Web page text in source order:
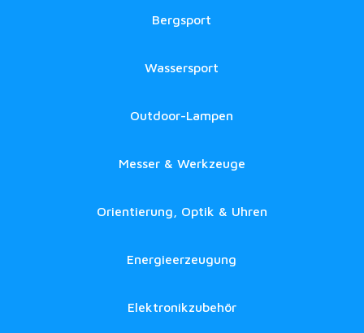
Bergsport
Wassersport
Outdoor-Lampen
Messer & Werkzeuge
Orientierung, Optik & Uhren
Energieerzeugung
Elektronikzubehör